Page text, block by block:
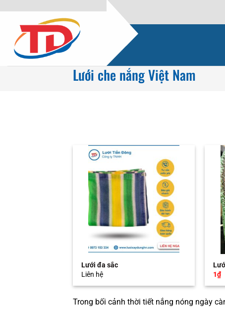
dung
Lưới che nắng Việt Nam
Lưới đa sắc
Liên hệ
1₫
Trong bối cảnh thời tiết nắng nóng ngày